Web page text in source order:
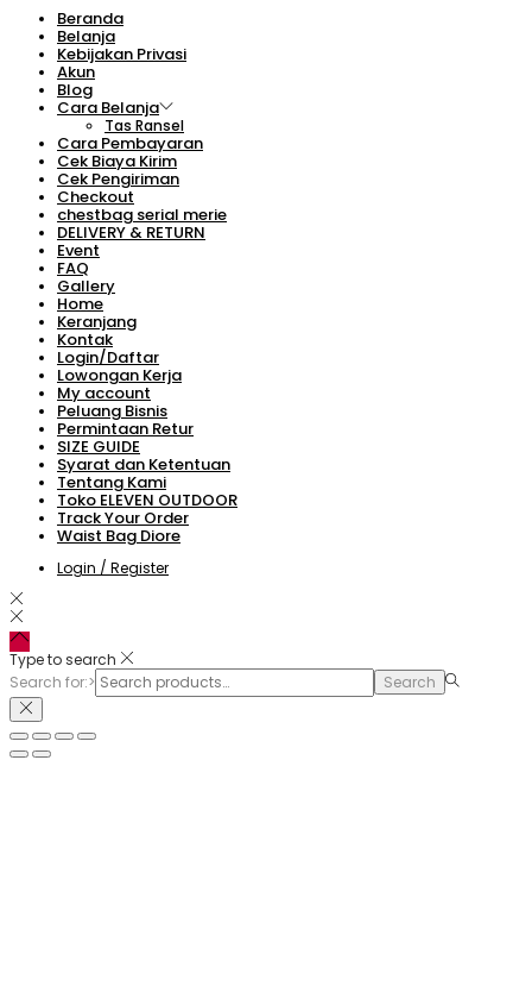
Beranda
Belanja
Kebijakan Privasi
Akun
Blog
Cara Belanja
Tas Ransel
Cara Pembayaran
Cek Biaya Kirim
Cek Pengiriman
Checkout
chestbag serial merie
DELIVERY & RETURN
Event
FAQ
Gallery
Home
Keranjang
Kontak
Login/Daftar
Lowongan Kerja
My account
Peluang Bisnis
Permintaan Retur
SIZE GUIDE
Syarat dan Ketentuan
Tentang Kami
Toko ELEVEN OUTDOOR
Track Your Order
Waist Bag Diore
Login / Register
Type to search
Search for:>
Search